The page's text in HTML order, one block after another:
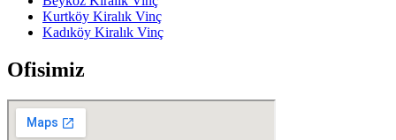
Kurtköy Kiralık Vinç
Kadıköy Kiralık Vinç
Ofisimiz